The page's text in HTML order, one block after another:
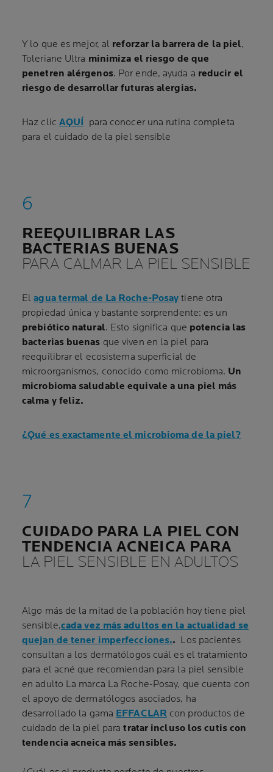
Y lo que es mejor, al reforzar la barrera de la piel,
Toleriane Ultra minimiza el riesgo de que
penetren alérgenos. Por ende, ayuda a reducir el
riesgo de desarrollar futuras alergias.
Haz clic AQUÍ para conocer una rutina completa
para el cuidado de la piel sensible
REEQUILIBRAR LAS
BACTERIAS BUENAS
PARA CALMAR LA PIEL SENSIBLE
Elagua termal de La Roche-Posay tiene otra
propiedad única y bastante sorprendente: es un
prebiótico natural. Esto significa que potencia las
bacterias buenas que viven en la piel para
reequilibrar el ecosistema superficial de
microorganismos, conocido como microbioma. Un
microbioma saludable equivale a una piel más
calma y feliz.
¿Qué es exactamente el microbioma de la piel?
CUIDADO PARA LA PIEL CON
TENDENCIA ACNEICA PARA
LA PIEL SENSIBLE EN ADULTOS
Algo más de la mitad de la población hoy tiene piel
sensible,cada vez más adultos en la actualidad se
quejan de tener imperfecciones.. Los pacientes
consultan a los dermatólogos cuál es el tratamiento
para el acné que recomiendan para la piel sensible
en adulto La marca La Roche-Posay, que cuenta con
el apoyo de dermatólogos asociados, ha
desarrollado la gama EFFACLARcon productos de
cuidado de la piel paratratar incluso los cutis con
tendencia acneica más sensibles.